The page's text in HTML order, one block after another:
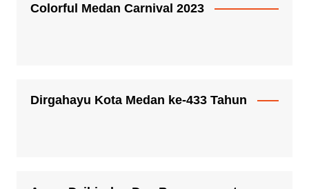
Colorful Medan Carnival 2023
Dirgahayu Kota Medan ke-433 Tahun